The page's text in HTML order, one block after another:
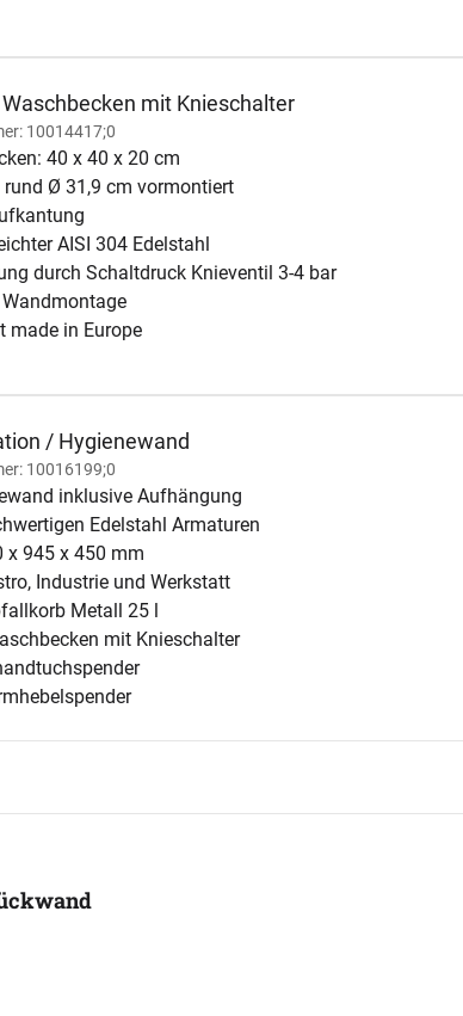
mit Knieschalter
10014417;0
40 x 40 x 20 cm
rund Ø 31,9 cm vormontiert
AISI 304 Edelstahl
durch Schaltdruck Knieventil 3-4 bar
made in Europe
/ Hygienewand
10016199;0
inklusive Aufhängung
Edelstahl Armaturen
x 945 x 450 mm
Industrie und Werkstatt
Metall 25 l
mit Knieschalter